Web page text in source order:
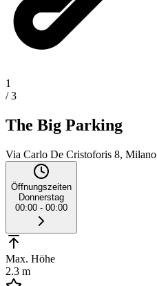
1
/3
The Big Parking
Via Carlo De Cristoforis 8, Milano
Öffnungszeiten
Donnerstag
00:00 - 00:00
Max. Höhe
2.3 m